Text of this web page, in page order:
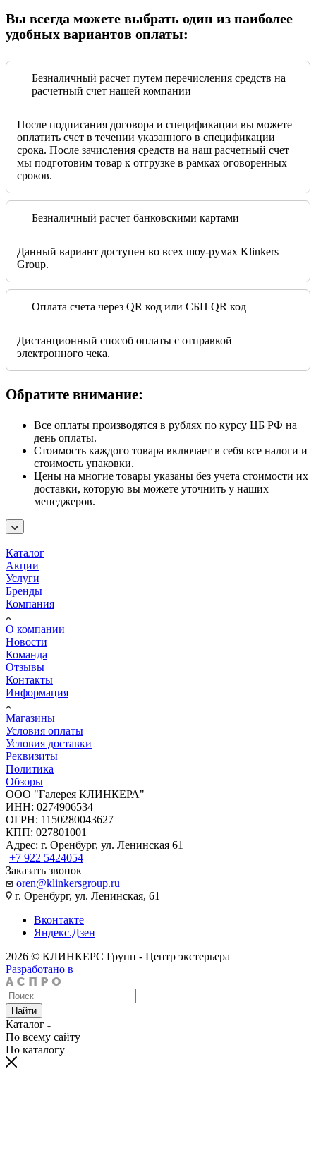
Вы всегда можете выбрать один из наиболее
удобных вариантов оплаты:
Безналичный расчет путем перечисления средств на
расчетный счет нашей компании
После подписания договора и спецификации вы можете
оплатить счет в течении указанного в спецификации
срока. После зачисления средств на наш расчетный счет
мы подготовим товар к отгрузке в рамках оговоренных
сроков.
Безналичный расчет банковскими картами
Данный вариант доступен во всех шоу-румах Klinkers
Group.
Оплата счета через QR код или СБП QR код
Дистанционный способ оплаты с отправкой
электронного чека.
Обратите внимание:
Все оплаты производятся в рублях по курсу ЦБ РФ на
день оплаты.
Стоимость каждого товара включает в себя все налоги и
стоимость упаковки.
Цены на многие товары указаны без учета стоимости их
доставки, которую вы можете уточнить у наших
менеджеров.
Каталог
Акции
Услуги
Бренды
Компания
О компании
Новости
Команда
Отзывы
Контакты
Информация
Магазины
Условия оплаты
Условия доставки
Реквизиты
Политика
Обзоры
ООО "Галерея КЛИНКЕРА"
ИНН: 0274906534
ОГРН: 1150280043627
КПП: 027801001
Адрес: г. Оренбург, ул. Ленинская 61
+7 922 5424054
Заказать звонок
oren@klinkersgroup.ru
г. Оренбург, ул. Ленинская, 61
Вконтакте
Яндекс.Дзен
2026 © КЛИНКЕРС Групп - Центр экстерьера
Разработано в
Найти
Каталог
По всему сайту
По каталогу